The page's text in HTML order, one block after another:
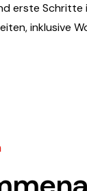
erste
inklusive